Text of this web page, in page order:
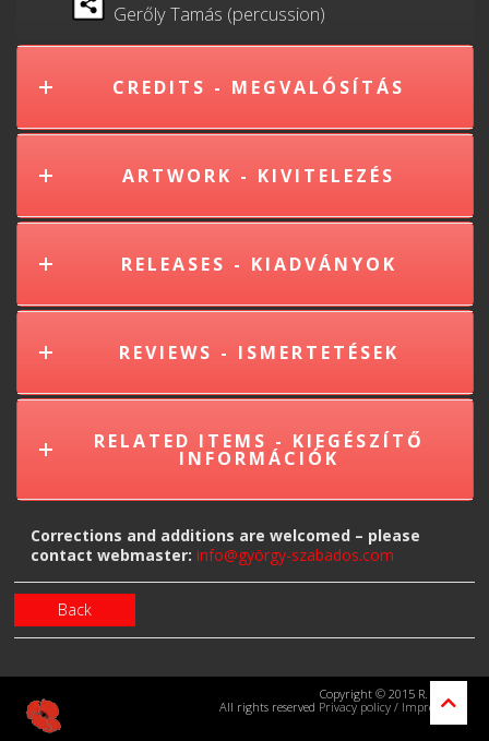
Gerőly Tamás (percussion)
CREDITS - MEGVALÓSÍTÁS
ARTWORK - KIVITELEZÉS
RELEASES - KIADVÁNYOK
REVIEWS - ISMERTETÉSEK
RELATED ITEMS - KIEGÉSZÍTŐ
INFORMÁCIÓK
Corrections and additions are welcomed – please
contact webmaster: info@györgy-szabados.com
Back
Copyright © 2015 R. Kraus
All rights reserved Privacy policy / Impressum